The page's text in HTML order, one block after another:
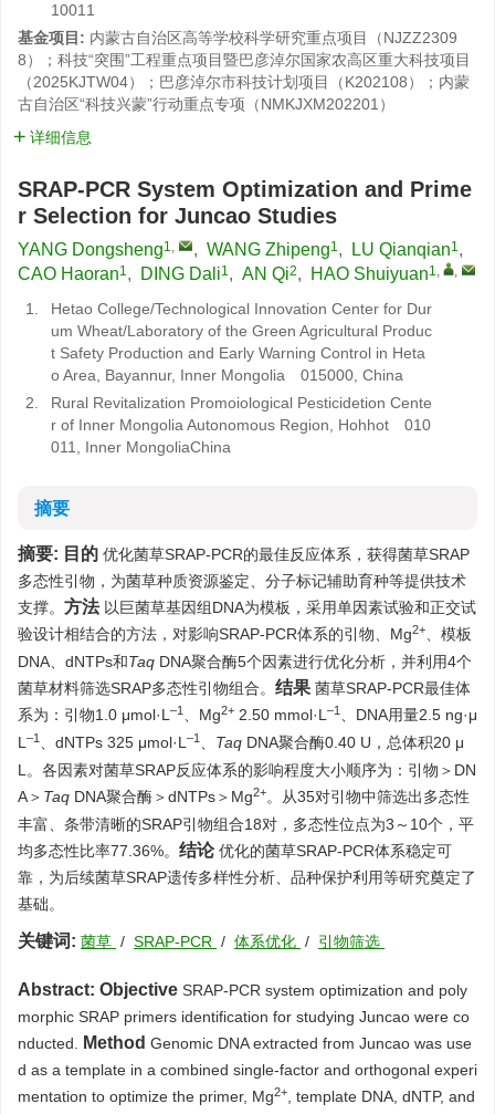
10011
基金项目: 内蒙古自治区高等学校科学研究重点项目（NJZZ2309
8）；科技“突围”工程重点项目暨巴彦淖尔国家农高区重大科技项目
（2025KJTW04）；巴彦淖尔市科技计划项目（K202108）；内蒙
古自治区“科技兴蒙”行动重点专项（NMKJXM202201）
详细信息
SRAP-PCR System Optimization and Prime
r Selection for Juncao Studies
YANG Dongsheng1, , WANG Zhipeng1, LU Qianqian1,
CAO Haoran1, DING Dali1, AN Qi2, HAO Shuiyuan1, ,
1.
Hetao College/Technological Innovation Center for Dur
um Wheat/Laboratory of the Green Agricultural Produc
t Safety Production and Early Warning Control in Heta
o Area, Bayannur, Inner Mongolia 015000, China
2.
Rural Revitalization Promoiological Pesticidetion Cente
r of Inner Mongolia Autonomous Region, Hohhot 010
011, Inner MongoliaChina
摘要
摘要: 目的 优化菌草SRAP-PCR的最佳反应体系，获得菌草SRAP
多态性引物，为菌草种质资源鉴定、分子标记辅助育种等提供技术
支撑。 方法 以巨菌草基因组DNA为模板，采用单因素试验和正交试
验设计相结合的方法，对影响SRAP-PCR体系的引物、Mg2+
、模板
DNA、dNTPs和Taq DNA聚合酶5个因素进行优化分析，并利用4个
菌草材料筛选SRAP多态性引物组合。 结果 菌草SRAP-PCR最佳体
系为：引物1.0 μmol·L –1 、Mg2+ 2.50 mmol·L –1
、DNA用量2.5 ng·μ
L –1 、dNTPs 325 μmol·L –1 Taq DNA聚合酶0.40 U，总体积20 μ
L。各因素对菌草SRAP反应体系的影响程度大小顺序为：引物＞DN
A＞ Taq DNA聚合酶＞dNTPs＞Mg2+。从35对引物中筛选出多态性
丰富、条带清晰的SRAP引物组合18对，多态性位点为3～10个，平
均多态性比率77.36%。 结论 优化的菌草SRAP-PCR体系稳定可
靠，为后续菌草SRAP遗传多样性分析、品种保护利用等研究奠定了
基础。
关键词: 菌草 / SRAP-PCR / 体系优化 / 引物筛选
Abstract: Objective SRAP-PCR system optimization and poly
morphic SRAP primers identification for studying Juncao were co
nducted.
Method Genomic DNA extracted from Juncao was use
d as a template in a combined single-factor and orthogonal experi
mentation to optimize the primer, Mg2+
, template DNA, dNTP, and